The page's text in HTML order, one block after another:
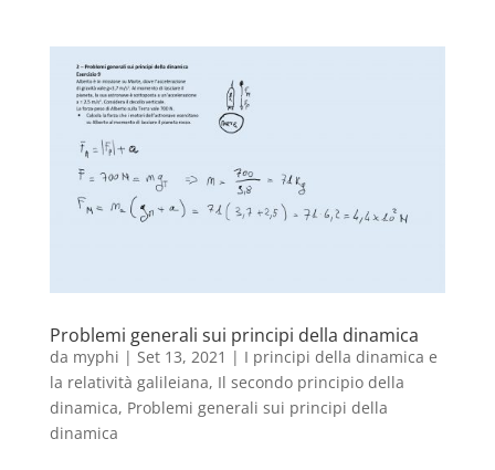
Problemi generali sui principi della dinamica
da myphi | Set 13, 2021 | I principi della dinamica e
la relatività galileiana, Il secondo principio della
dinamica, Problemi generali sui principi della
dinamica